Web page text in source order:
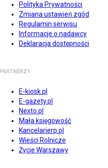
Polityka Prywatności
Zmiana ustawień zgód
Regulamin serwisu
Informacje o nadawcy
Deklaracja dostępności
PARTNERZY
E-kiosk.pl
E-gazety.pl
Nexto.pl
Mała księgowość
Kancelarierp.pl
Wieści Rolnicze
Życie Warszawy